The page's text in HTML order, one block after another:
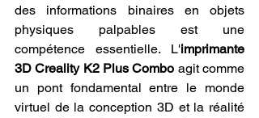
des informations binaires en objets
physiques palpables est une
compétence essentielle. L'imprimante
3D Creality K2 Plus Combo agit comme
un pont fondamental entre le monde
virtuel de la conception 3D et la réalité